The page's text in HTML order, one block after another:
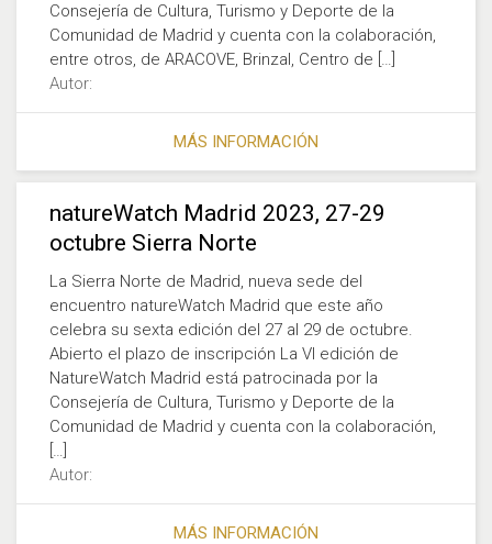
Consejería de Cultura, Turismo y Deporte de la
Comunidad de Madrid y cuenta con la colaboración,
entre otros, de ARACOVE, Brinzal, Centro de […]
Autor:
MÁS INFORMACIÓN
natureWatch Madrid 2023, 27-29
octubre Sierra Norte
La Sierra Norte de Madrid, nueva sede del
encuentro natureWatch Madrid que este año
celebra su sexta edición del 27 al 29 de octubre.
Abierto el plazo de inscripción La VI edición de
NatureWatch Madrid está patrocinada por la
Consejería de Cultura, Turismo y Deporte de la
Comunidad de Madrid y cuenta con la colaboración,
[…]
Autor:
MÁS INFORMACIÓN